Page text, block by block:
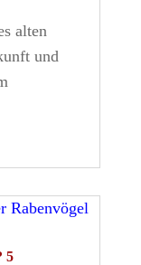
alten
und
5